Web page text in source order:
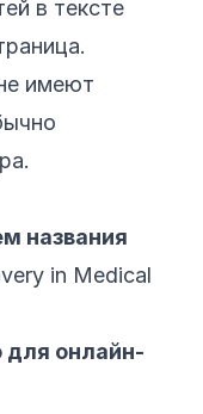
в тексте
имеют
названия
in Medical
онлайн-